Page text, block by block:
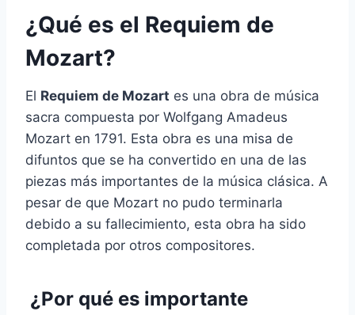
¿Qué es el Requiem de
Mozart?
El Requiem de Mozart es una obra de música
sacra compuesta por Wolfgang Amadeus
Mozart en 1791. Esta obra es una misa de
difuntos que se ha convertido en una de las
piezas más importantes de la música clásica. A
pesar de que Mozart no pudo terminarla
debido a su fallecimiento, esta obra ha sido
completada por otros compositores.
¿Por qué es importante